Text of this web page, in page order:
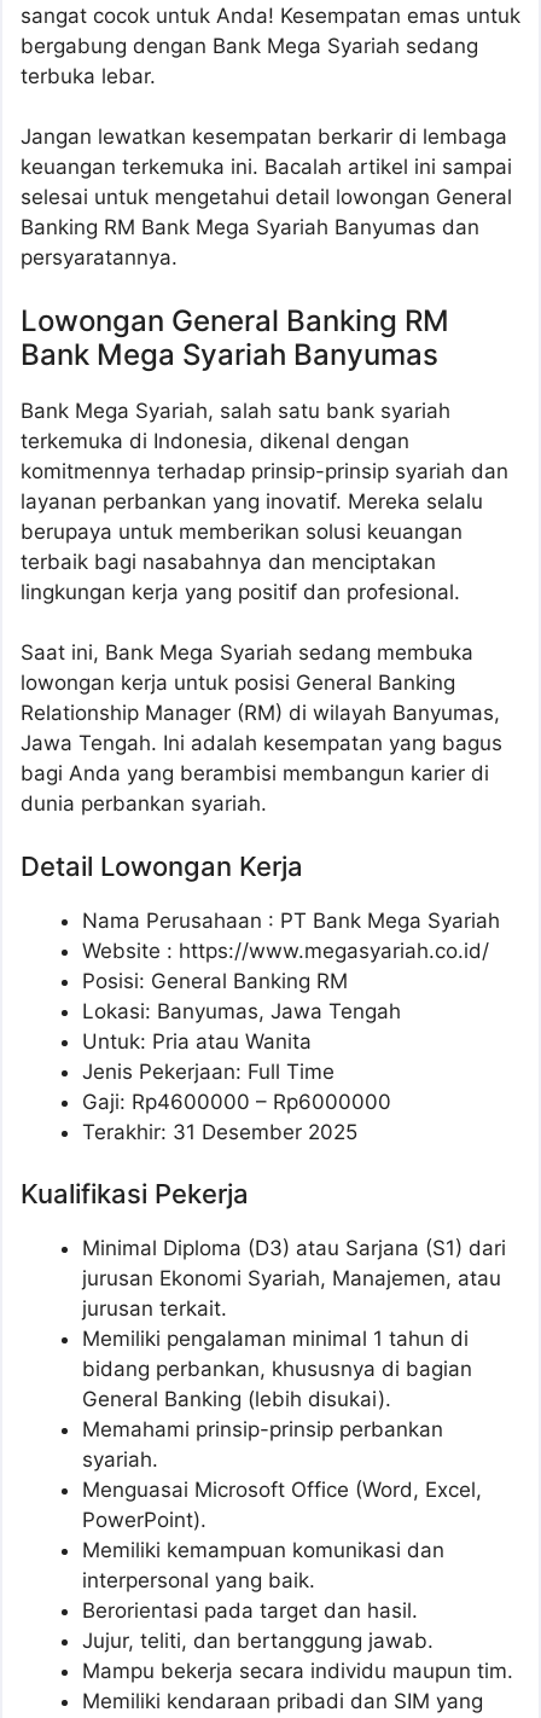
sangat cocok untuk Anda! Kesempatan emas untuk
bergabung dengan Bank Mega Syariah sedang
terbuka lebar.
Jangan lewatkan kesempatan berkarir di lembaga
keuangan terkemuka ini. Bacalah artikel ini sampai
selesai untuk mengetahui detail lowongan General
Banking RM Bank Mega Syariah Banyumas dan
persyaratannya.
Lowongan General Banking RM
Bank Mega Syariah Banyumas
Bank Mega Syariah, salah satu bank syariah
terkemuka di Indonesia, dikenal dengan
komitmennya terhadap prinsip-prinsip syariah dan
layanan perbankan yang inovatif. Mereka selalu
berupaya untuk memberikan solusi keuangan
terbaik bagi nasabahnya dan menciptakan
lingkungan kerja yang positif dan profesional.
Saat ini, Bank Mega Syariah sedang membuka
lowongan kerja untuk posisi General Banking
Relationship Manager (RM) di wilayah Banyumas,
Jawa Tengah. Ini adalah kesempatan yang bagus
bagi Anda yang berambisi membangun karier di
dunia perbankan syariah.
Detail Lowongan Kerja
Nama Perusahaan : PT Bank Mega Syariah
Website : https://www.megasyariah.co.id/
Posisi: General Banking RM
Lokasi: Banyumas, Jawa Tengah
Untuk: Pria atau Wanita
Jenis Pekerjaan: Full Time
Gaji: Rp4600000 – Rp6000000
Terakhir: 31 Desember 2025
Kualifikasi Pekerja
Minimal Diploma (D3) atau Sarjana (S1) dari
jurusan Ekonomi Syariah, Manajemen, atau
jurusan terkait.
Memiliki pengalaman minimal 1 tahun di
bidang perbankan, khususnya di bagian
General Banking (lebih disukai).
Memahami prinsip-prinsip perbankan
syariah.
Menguasai Microsoft Office (Word, Excel,
PowerPoint).
Memiliki kemampuan komunikasi dan
interpersonal yang baik.
Berorientasi pada target dan hasil.
Jujur, teliti, dan bertanggung jawab.
Mampu bekerja secara individu maupun tim.
Memiliki kendaraan pribadi dan SIM yang